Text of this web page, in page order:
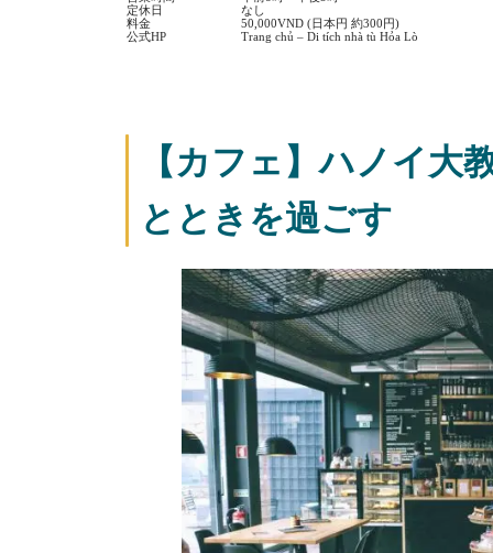
定休日
なし
料金
50,000VND (日本円 約300円)
公式HP
Trang chủ – Di tích nhà tù Hỏa Lò
【カフェ】ハノイ大
とときを過ごす